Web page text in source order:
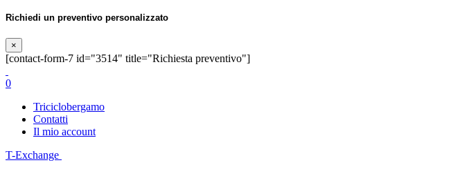
Richiedi un preventivo personalizzato
×
[contact-form-7 id="3514" title="Richiesta preventivo"]
0
Triciclobergamo
Contatti
Il mio account
T-Exchange